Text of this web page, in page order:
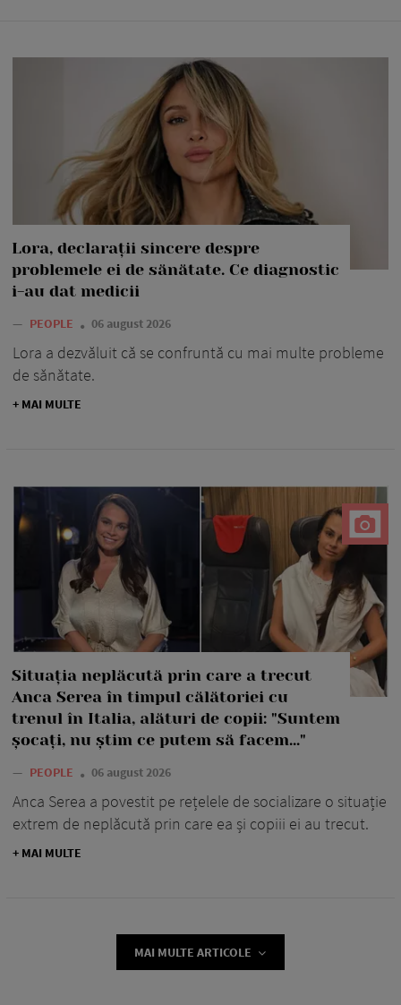
Lora, declarații sincere despre
problemele ei de sănătate. Ce diagnostic
i-au dat medicii
— PEOPLE 06 august 2026
Lora a dezvăluit că se confruntă cu mai multe probleme
de sănătate.
+ MAI MULTE
Situația neplăcută prin care a trecut
Anca Serea în timpul călătoriei cu
trenul în Italia, alături de copii: "Suntem
șocați, nu știm ce putem să facem..."
— PEOPLE 06 august 2026
Anca Serea a povestit pe rețelele de socializare o situație
extrem de neplăcută prin care ea și copiii ei au trecut.
+ MAI MULTE
MAI MULTE ARTICOLE